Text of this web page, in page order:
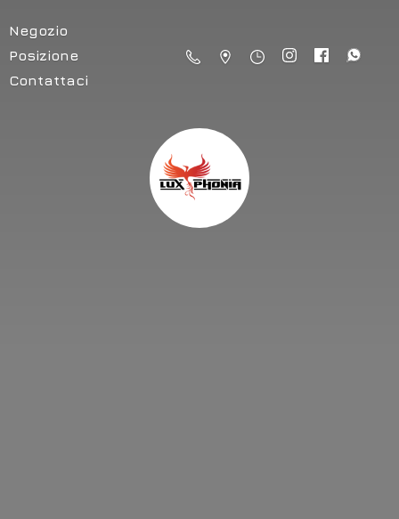
Negozio
Posizione
Contattaci